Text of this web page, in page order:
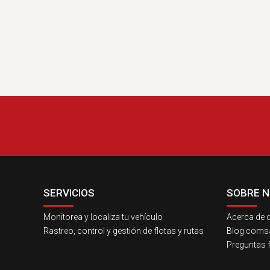
SERVICIOS
Monitorea y localiza tu vehículo
Rastreo, control y gestión de flotas y rutas
SOBRE
Acerca de
Blog
Preguntas